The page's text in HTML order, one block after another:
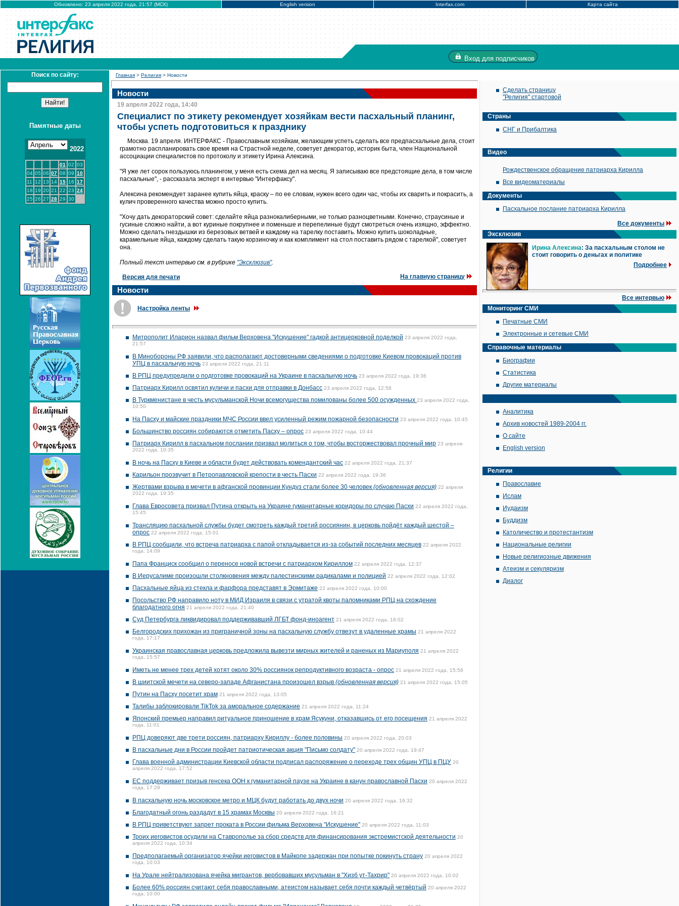
Обновлено: 23 апреля 2022 года, 21:57 (МСК) English version Interfax.com Карта сайта
Вход для подписчиков
Поиск по сайту:
Памятные даты
2022
01 02 03
04 05 06 07 08 09 10
11
12 13 14 15 16 17
18 19 20 21 22 23 24
25 26 27 28 29 30
Главная > Религия > Новости
Новости
19 апреля 2022 года, 14:40
Специалист по этикету рекомендует хозяйкам вести пасхальный планинг,
чтобы успеть подготовиться к празднику
Москва. 19 апреля. ИНТЕРФАКС - Православным хозяйкам, желающим успеть сделать все предпасхальные дела, стоит
грамотно распланировать свое время на Страстной неделе, советует декоратор, историк быта, член Национальной
ассоциации специалистов по протоколу и этикету Ирина Алексина.
"Я уже лет сорок пользуюсь планингом, у меня есть схема дел на месяц. Я записываю все предстоящие дела, в том числе
пасхальные", - рассказала эксперт в интервью "Интерфаксу".
Алексина рекомендует заранее купить яйца, краску – по ее словам, нужен всего один час, чтобы их сварить и покрасить, а
кулич проверенного качества можно просто купить.
"Хочу дать декораторский совет: сделайте яйца разнокалиберными, не только разноцветными. Конечно, страусиные и
гусиные сложно найти, а вот куриные покрупнее и поменьше и перепелиные будут смотреться очень изящно, эффектно.
Можно сделать гнездышки из березовых ветвей и каждому на тарелку поставить. Можно купить шоколадные,
карамельные яйца, каждому сделать такую корзиночку и как комплимент на стол поставить рядом с тарелкой", советует
она.
Полный текст интервью см. в рубрике "Эксклюзив".
Версия для печати На главную страницу
Новости
Настройка ленты
Митрополит Иларион назвал фильм Верховена "Искушение" гадкой антицерковной поделкой 23 апреля 2022 года,
21:57
В Минобороны РФ заявили, что располагают достоверными сведениями о подготовке Киевом провокаций против
УПЦ в пасхальную ночь 23 апреля 2022 года, 21:11
В РПЦ предупредили о подготовке провокаций на Украине в пасхальную ночь 23 апреля 2022 года, 19:36
Патриарх Кирилл освятил куличи и пасхи для отправки в Донбасс 23 апреля 2022 года, 12:58
В Туркменистане в честь мусульманской Ночи всемогущества помилованы более 500 осужденных 23 апреля 2022 года,
10:50
На Пасху и майские праздники МЧС России ввел усиленный режим пожарной безопасности 23 апреля 2022 года, 10:45
Большинство россиян собираются отметить Пасху – опрос 23 апреля 2022 года, 10:44
Патриарх Кирилл в пасхальном послании призвал молиться о том, чтобы восторжествовал прочный мир 23 апреля
2022 года, 10:35
В ночь на Пасху в Киеве и области будет действовать комендантский час 22 апреля 2022 года, 21:37
Карильон прозвучит в Петропавловской крепости в честь Пасхи 22 апреля 2022 года, 19:36
Жертвами взрыва в мечети в афганской провинции Кундуз стали более 30 человек (обновленная версия) 22 апреля
2022 года, 19:35
Глава Евросовета призвал Путина открыть на Украине гуманитарные коридоры по случаю Пасхи 22 апреля 2022 года,
15:45
Трансляцию пасхальной службы будет смотреть каждый третий россиянин, в церковь пойдёт каждый шестой –
опрос 22 апреля 2022 года, 15:01
В РПЦ сообщили, что встреча патриарха с папой откладывается из-за событий последних месяцев 22 апреля 2022
года, 14:09
Папа Франциск сообщил о переносе новой встречи с патриархом Кириллом 22 апреля 2022 года, 12:37
В Иерусалиме произошли столкновения между палестинскими радикалами и полицией 22 апреля 2022 года, 12:02
Пасхальные яйца из стекла и фарфора представят в Эрмитаже 22 апреля 2022 года, 10:00
Посольство РФ направило ноту в МИД Израиля в связи с утратой квоты паломниками РПЦ на схождение
благодатного огня 21 апреля 2022 года, 21:40
Суд Петербурга ликвидировал поддерживавший ЛГБТ фонд-иноагент 21 апреля 2022 года, 18:02
Белгородских прихожан из приграничной зоны на пасхальную службу отвезут в удаленные храмы 21 апреля 2022
года, 17:17
Украинская православная церковь предложила вывезти мирных жителей и раненых из Мариуполя 21 апреля 2022
года, 15:57
Иметь не менее трех детей хотят около 30% россиянок репродуктивного возраста - опрос 21 апреля 2022 года, 15:56
В шиитской мечети на северо-западе Афганистана произошел взрыв (обновленная версия) 21 апреля 2022 года, 15:05
Путин на Пасху посетит храм 21 апреля 2022 года, 13:05
Талибы заблокировали TikTok за аморальное содержание 21 апреля 2022 года, 11:24
Японский премьер направил ритуальное приношение в храм Ясукуни, отказавшись от его посещения 21 апреля 2022
года, 11:01
РПЦ доверяют две трети россиян, патриарху Кириллу - более половины 20 апреля 2022 года, 20:03
В пасхальные дни в России пройдет патриотическая акция "Письмо солдату" 20 апреля 2022 года, 19:47
Глава военной администрации Киевской области подписал распоряжение о переходе трех общин УПЦ в ПЦУ 20
апреля 2022 года, 17:52
ЕС поддерживает призыв генсека ООН к гуманитарной паузе на Украине в канун православной Пасхи 20 апреля 2022
года, 17:29
В пасхальную ночь московское метро и МЦК будут работать до двух ночи 20 апреля 2022 года, 16:32
Благодатный огонь раздадут в 15 храмах Москвы 20 апреля 2022 года, 16:21
В РПЦ приветствуют запрет проката в России фильма Верховена "Искушение" 20 апреля 2022 года, 11:03
Троих иеговистов осудили на Ставрополье за сбор средств для финансирования экстремистской деятельности 20
апреля 2022 года, 10:34
Предполагаемый организатор ячейки иеговистов в Майкопе задержан при попытке покинуть страну 20 апреля 2022
года, 10:03
На Урале нейтрализована ячейка мигрантов, вербовавших мусульман в "Хизб ут-Тахрир" 20 апреля 2022 года, 10:02
Более 60% россиян считают себя православными, атеистом называет себя почти каждый четвёртый 20 апреля 2022
года, 10:00
Сделать страницу
"Религия" стартовой
Страны
СНГ и Прибалтика
Видео
Рождественское обращение патриарха Кирилла
Все видеоматериалы
Документы
Пасхальное послание патриарха Кирилла
Все документы
Эксклюзив
Ирина Алексина: За пасхальным столом не
стоит говорить о деньгах и политике
Подробнее
Все интервью
Мониторинг СМИ
Печатные СМИ
Электронные и сетевые СМИ
Справочные материалы
Биографии
Статистика
Другие материалы
Аналитика
Архив новостей 1989-2004 гг.
О сайте
English version
Религии
Православие
Ислам
Иудаизм
Буддизм
Католичество и протестантизм
Национальные религии
Новые религиозные движения
Атеизм и секуляризм
Диалог